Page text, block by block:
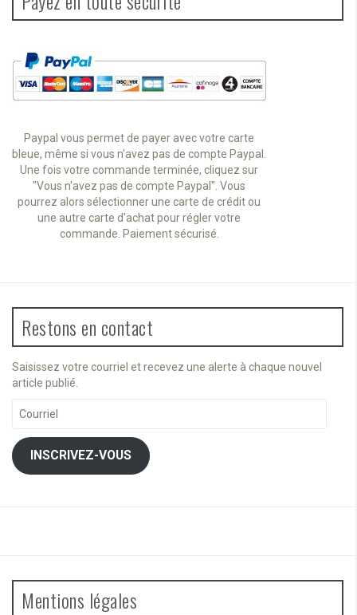
Paypal vous permet de payer avec votre carte
bleue, même si vous n'avez pas de compte Paypal.
Une fois votre commande terminée, cliquez sur
"Vous n'avez pas de compte Paypal". Vous
pourrez alors sélectionner une carte de crédit ou
une autre carte d'achat pour régler votre
commande. Paiement sécurisé.
Restons en contact
Saisissez votre courriel et recevez une alerte à chaque nouvel
article publié.
INSCRIVEZ-VOUS
Mentions légales